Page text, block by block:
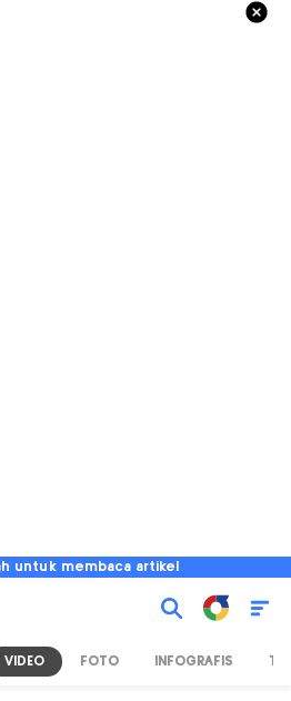
untuk membaca artikel
VIDEO FOTO INFOGRAFIS TV